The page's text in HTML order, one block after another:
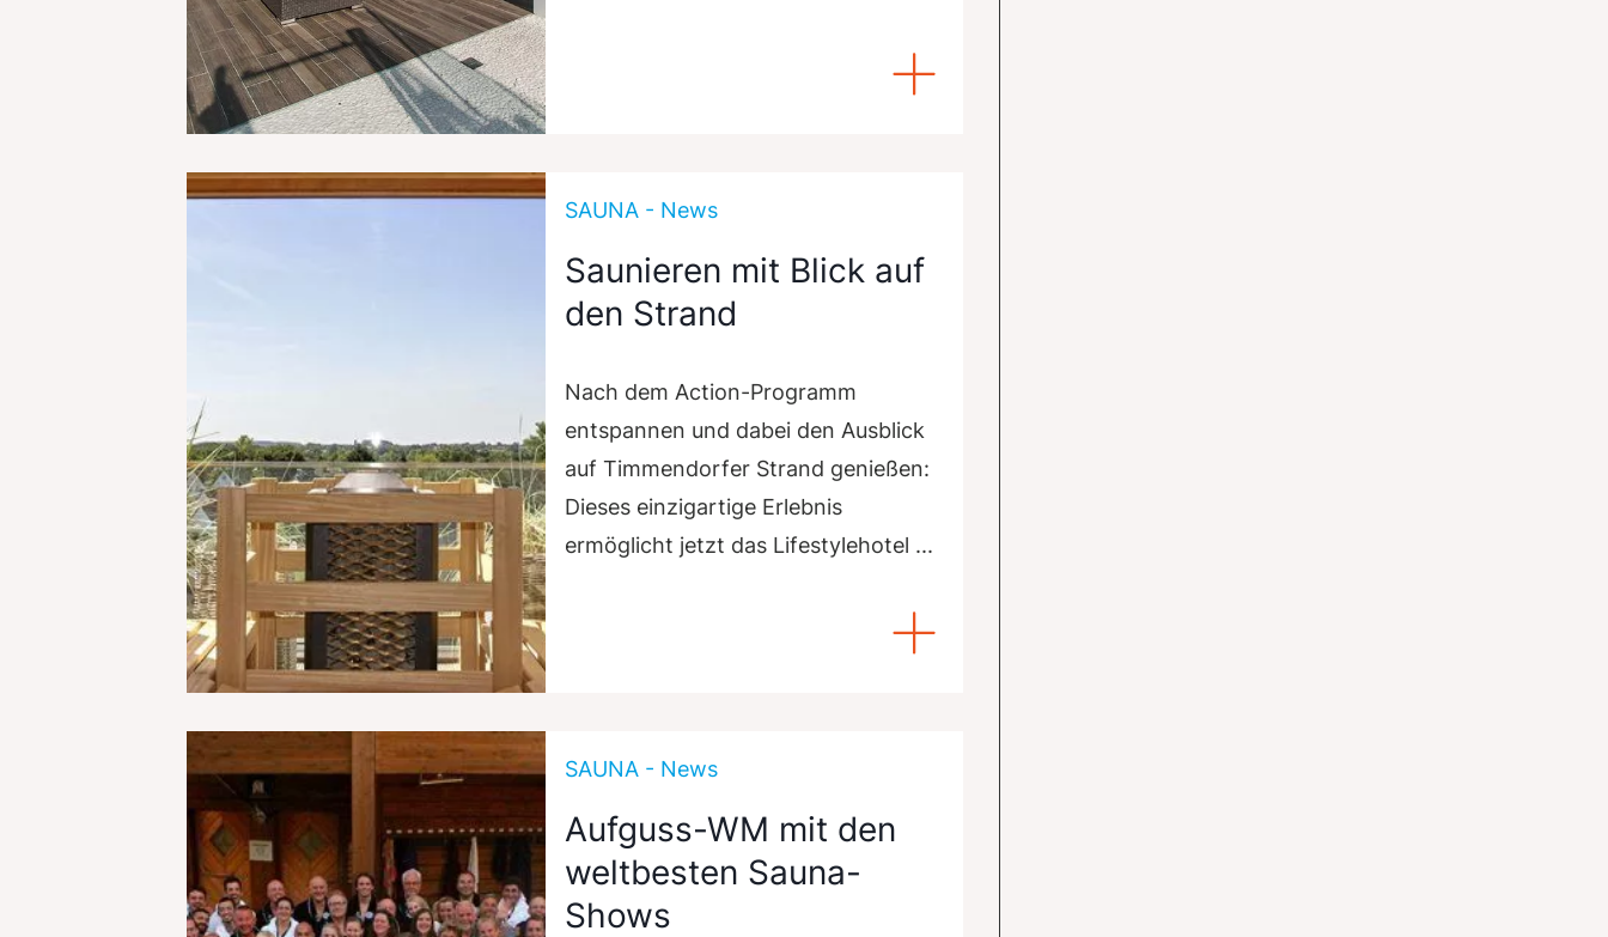
SAUNA - News
Saunieren mit Blick auf
den Strand
Nach dem Action-Programm
entspannen und dabei den Ausblick
auf Timmendorfer Strand genießen:
Dieses einzigartige Erlebnis
ermöglicht jetzt das Lifestylehotel ...
SAUNA - News
Aufguss-WM mit den
weltbesten Sauna-
Shows